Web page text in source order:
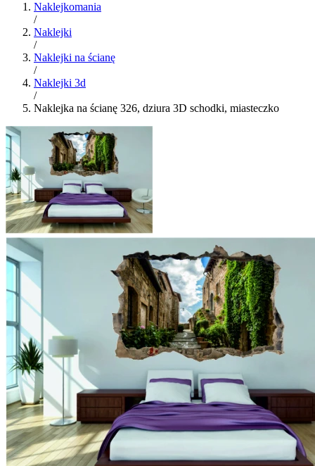
Naklejkomania
/
Naklejki
/
Naklejki na ścianę
/
Naklejki 3d
/
Naklejka na ścianę 326, dziura 3D schodki, miasteczko